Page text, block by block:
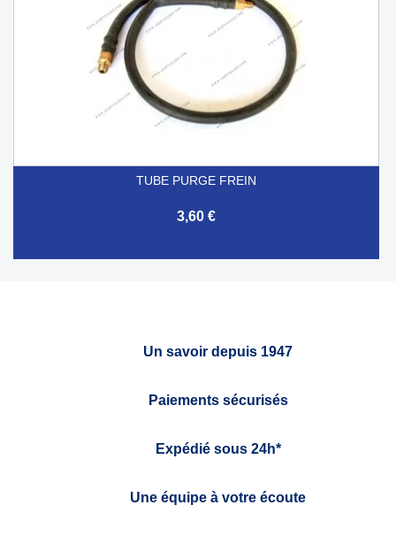
TUBE PURGE FREIN
3,60 €
Un savoir depuis 1947
Paiements sécurisés
Expédié sous 24h*
Une équipe à votre écoute